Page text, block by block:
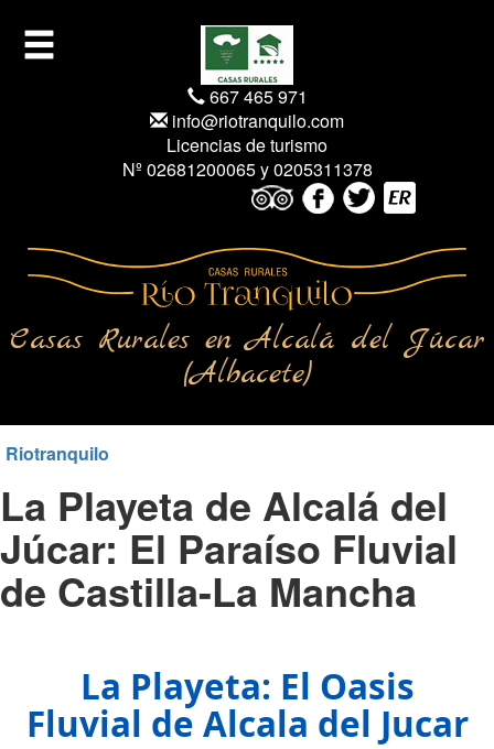
667 465 971
info@riotranquilo.com
Licencias de turismo
Nº 02681200065 y 0205311378
Casas Rurales en Alcalá del Júcar
(Albacete)
Riotranquilo
La Playeta de Alcalá del
Júcar: El Paraíso Fluvial
de Castilla-La Mancha
La Playeta: El Oasis
Fluvial de Alcala del Jucar